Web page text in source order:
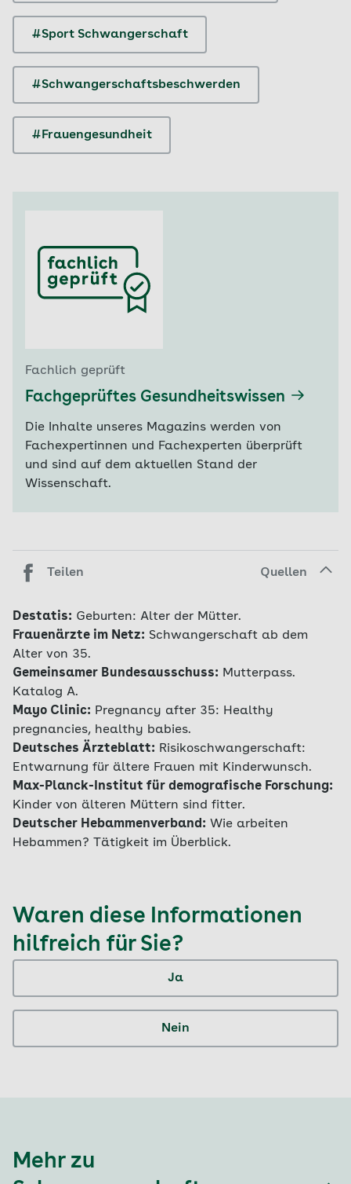
#Sport Schwangerschaft
#Schwangerschaftsbeschwerden
#Frauengesundheit
Fachlich geprüft
Fachgeprüftes Gesundheitswissen
Die Inhalte unseres Magazins werden von
Fachexpertinnen und Fachexperten überprüft
und sind auf dem aktuellen Stand der
Wissenschaft.
Teilen Quellen
Destatis: Geburten: Alter der Mütter.
Frauenärzte im Netz: Schwangerschaft ab dem
Alter von 35.
Gemeinsamer Bundesausschuss: Mutterpass.
Katalog A.
Mayo Clinic: Pregnancy after 35: Healthy
pregnancies, healthy babies.
Deutsches Ärzteblatt: Risikoschwangerschaft:
Entwarnung für ältere Frauen mit Kinderwunsch.
Max-Planck-Institut für demografische Forschung:
Kinder von älteren Müttern sind fitter.
Deutscher Hebammenverband: Wie arbeiten
Hebammen? Tätigkeit im Überblick.
Waren diese Informationen
hilfreich für Sie?
Ja
Nein
Mehr zu